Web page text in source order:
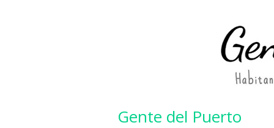
Gente del Puerto